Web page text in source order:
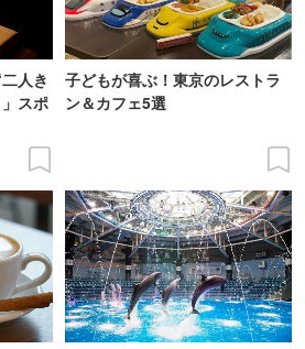
人き
スポ
子どもが喜ぶ！東京のレストラ
ン＆カフェ5選